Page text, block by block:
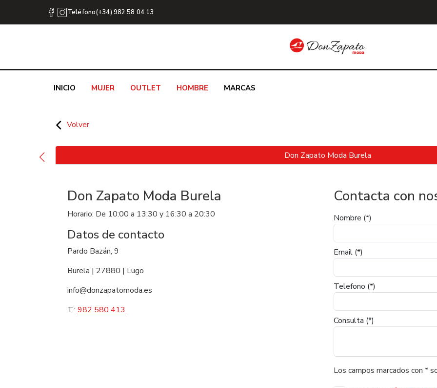
Teléfono(+34) 982 58 04 13
INICIO MUJER OUTLET HOMBRE MARCAS
Volver
Don Zapato Moda Burela
Don Zapato Moda Burela
Horario: De 10:00 a 13:30 y 16:30 a 20:30
Datos de contacto
Pardo Bazán, 9
Burela | 27880 | Lugo
info@donzapatomoda.es
T.: 982 580 413
Contacta con
Nombre (*)
Email (*)
Telefono (*)
Consulta (*)
Los campos marcados con *